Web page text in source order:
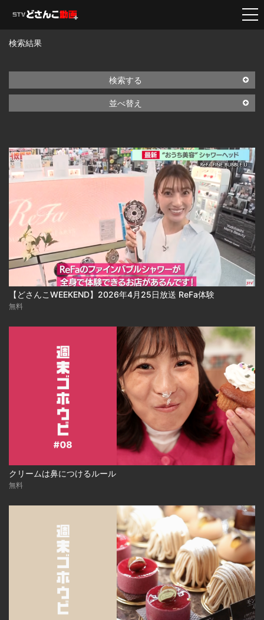
検索結果
検索する
並べ替え
【どさんこWEEKEND】2026年4月25日放送 ReFa体験
無料
クリームは鼻につけるルール
無料